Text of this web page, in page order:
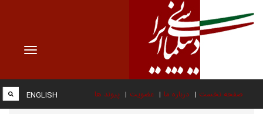
Toggle
صفحه نخست درباره ما عضویت پیوند ها ENGLISH